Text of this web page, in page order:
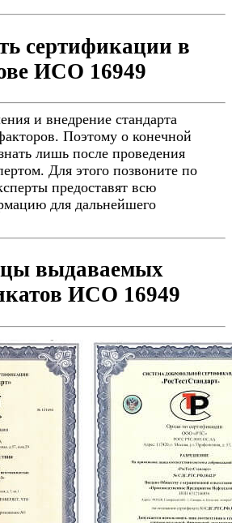
сертификации в
ИСО 16949
и внедрение стандарта
Поэтому о конечной
лишь после проведения
Для этого позвоните по
предоставят всю
для дальнейшего
выдаваемых
ИСО 16949